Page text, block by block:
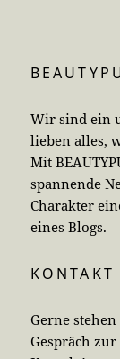
Wir sind ein
lieben alles,
Mit
spannende
Charakter
eines Blogs.
KONTAKT
Gerne
Gespräch